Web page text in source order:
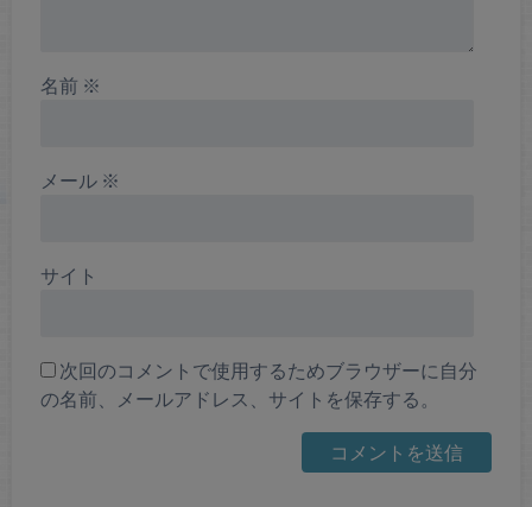
名前 ※
メール ※
サイト
次回のコメントで使用するためブラウザーに自分
の名前、メールアドレス、サイトを保存する。